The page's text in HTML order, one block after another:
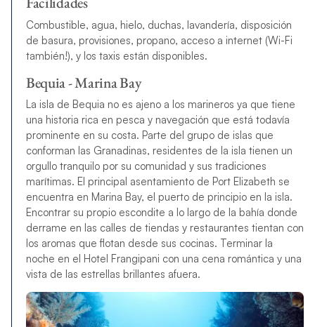
Combustible, agua, hielo, duchas, lavandería, disposición
de basura, provisiones, propano, acceso a internet (Wi-Fi
también!), y los taxis están disponibles.
Bequia - Marina Bay
La isla de Bequia no es ajeno a los marineros ya que tiene
una historia rica en pesca y navegación que está todavía
prominente en su costa. Parte del grupo de islas que
conforman las Granadinas, residentes de la isla tienen un
orgullo tranquilo por su comunidad y sus tradiciones
marítimas. El principal asentamiento de Port Elizabeth se
encuentra en Marina Bay, el puerto de principio en la isla.
Encontrar su propio escondite a lo largo de la bahía donde
derrame en las calles de tiendas y restaurantes tientan con
los aromas que flotan desde sus cocinas. Terminar la
noche en el Hotel Frangipani con una cena romántica y una
vista de las estrellas brillantes afuera.